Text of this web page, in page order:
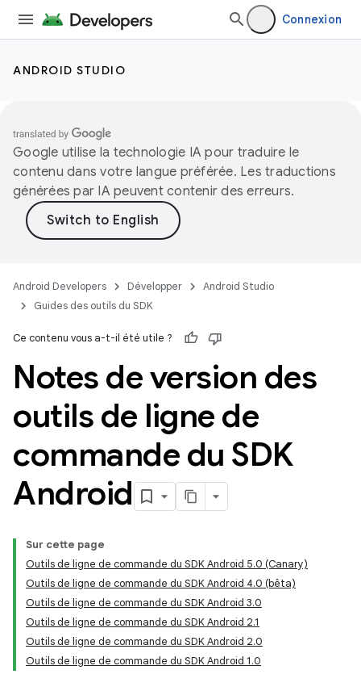
Connexion
ANDROID STUDIO
Google utilise la technologie IA pour traduire le
contenu dans votre langue préférée. Les traductions
générées par IA peuvent contenir des erreurs.
Android Developers Développer
Android Studio
Guides des outils du SDK
Ce contenu vous a-t-il été utile ?
Notes de version des
outils de ligne de
commande du SDK
Android
Sur cette page
Outils de ligne de commande du SDK Android 5.0 (Canary)
Outils de ligne de commande du SDK Android 4.0 (bêta)
Outils de ligne de commande du SDK Android 3.0
Outils de ligne de commande du SDK Android 2.1
Outils de ligne de commande du SDK Android 2.0
Outils de ligne de commande du SDK Android 1.0